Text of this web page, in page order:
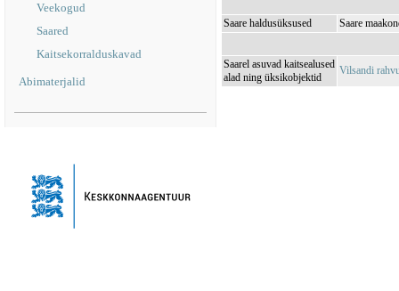
Veekogud
Saared
Kaitsekorralduskavad
Abimaterjalid
Saare haldusüksused Saare
Saarel asuvad kaitsealused
alad ning üksikobjektid
Vilsandi